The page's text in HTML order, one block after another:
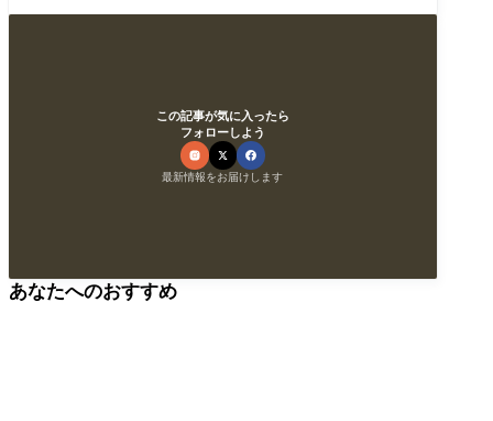
この記事が気に入ったら
フォローしよう
最新情報をお届けします
あなたへのおすすめ